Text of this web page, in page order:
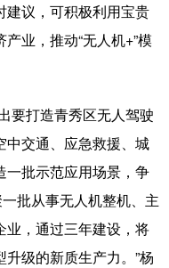
黑龙江
Français عربى
本語 한국어
建议，可积极利用宝贵
业，推动“无人机+”模
打造青秀区无人驾驶
中交通、应急救援、城
一批示范应用场景，争
批从事无人机整机、主
业，通过三年建设，将
级的新质生产力。”杨